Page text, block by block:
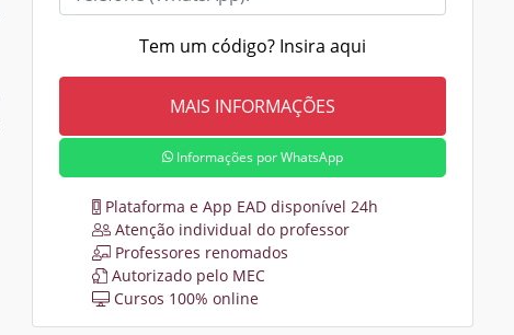
Tem um código? Insira aqui
Informações por WhatsApp
Plataforma e App EAD disponível 24h
Atenção individual do professor
Professores renomados
Autorizado pelo MEC
Cursos 100% online